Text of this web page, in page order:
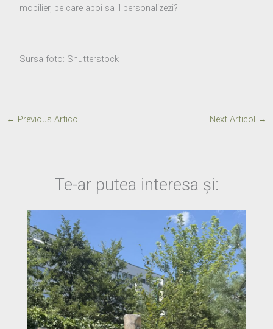
mobilier, pe care apoi sa il personalizezi?
Sursa foto: Shutterstock
← Previous Articol Next Articol →
Te-ar putea interesa și: